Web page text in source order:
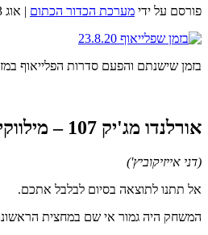
פורסם על ידי מערכת הכדור הכתום | אוג 23, 2020
בזמן שישנתם והפעם סדרות הפלייאוף
אורלנדו מג'יק 107 – מילווקי באקס 121 (2-1 למילווקי בסדרה)
(דני אייזיקוביץ')
אל תתנו לתוצאה בסיום לבלבל אתכם.
המשחק היה גמור אי שם במחצית